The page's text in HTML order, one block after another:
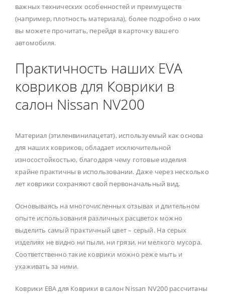
важных технических особенностей и преимуществ
(например, плотность материала), более подробно о них
вы можете прочитать, перейдя в карточку вашего
автомобиля.
Практичность наших EVA
ковриков для Коврики в
салон Nissan NV200
Материал (этиленвинилацетат), используемый как основа
для наших ковриков, обладает исключительной
износостойкостью, благодаря чему готовые изделия
крайне практичны в использовании. Даже через несколько
лет коврики сохраняют свой первоначальный вид.
Основываясь на многочисленных отзывах и длительном
опыте использования различных расцветок можно
выделить самый практичный цвет – серый. На серых
изделиях не видно ни пыли, ни грязи, ни мелкого мусора.
Соответственно такие коврики можно реже мыть и
ухаживать за ними.
Коврики ЕВА для Коврики в салон Nissan NV200 рассчитаны